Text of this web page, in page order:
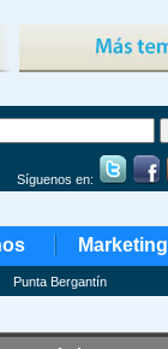
Síguenos en:
Marketing
Punta Bergantín